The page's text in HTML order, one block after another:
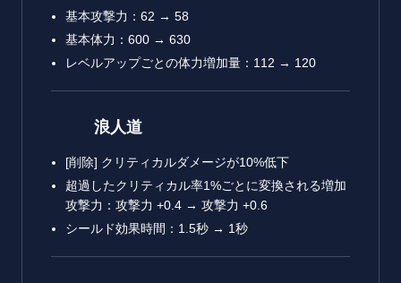
基本攻撃力：62 → 58
基本体力：600 → 630
レベルアップごとの体力増加量：112 → 120
浪人道
[削除] クリティカルダメージが10%低下
超過したクリティカル率1%ごとに変換される増加
攻撃力：攻撃力 +0.4 → 攻撃力 +0.6
シールド効果時間：1.5秒 → 1秒